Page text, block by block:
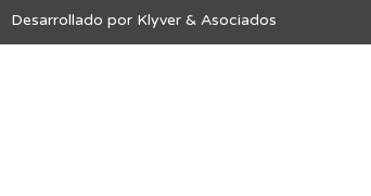
Desarrollado por Klyver & Asociados